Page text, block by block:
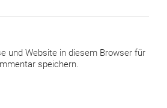
und Website in diesem Browser für
speichern.